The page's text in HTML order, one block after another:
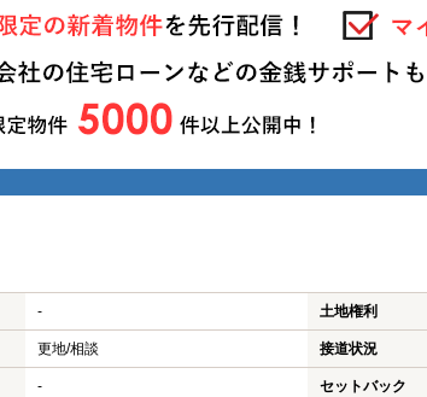
- 土地権利
更地/相談 接道状況
- セットバック